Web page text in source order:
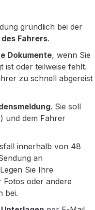
gründlich bei der
Fahrers.
Dokumente, wenn Sie
ist oder teilweise fehlt.
zu schnell abgereist
. Sie soll
und dem Fahrer
innerhalb von 48
an
Legen Sie Ihre
Fotos oder andere
bei.